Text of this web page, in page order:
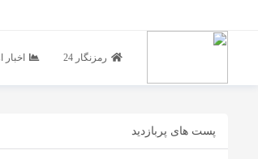
رمزنگار 24 اخبار
پست های پربازدید